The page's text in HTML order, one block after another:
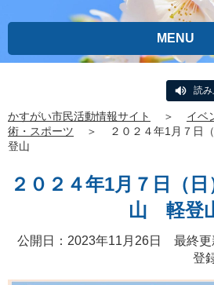
MENU
読
かすがい市民活動情報サイト ＞ イベ
術・スポーツ
＞
２０２４年1月７日
登山
２０２４年1月７日（
山 軽登
公開日：2023年11月26日 最終更
登